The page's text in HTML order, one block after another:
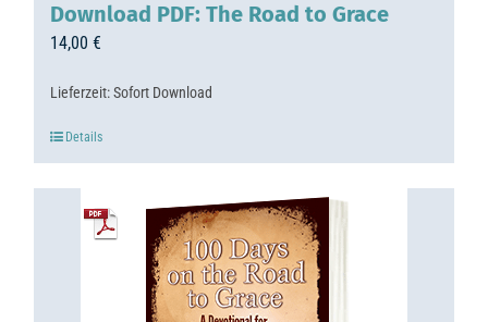
Download PDF: The Road to Grace
14,00 €
Lieferzeit:Sofort Download
Details